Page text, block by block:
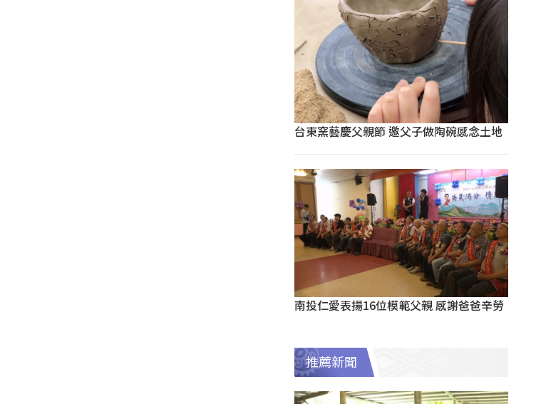
台東窯藝慶父親節 邀父子做陶碗感念土地
南投仁愛表揚16位模範父親 感謝爸爸辛勞
推薦新聞